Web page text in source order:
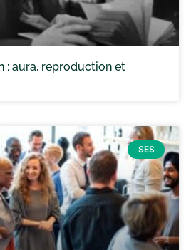
: aura, reproduction et
SES